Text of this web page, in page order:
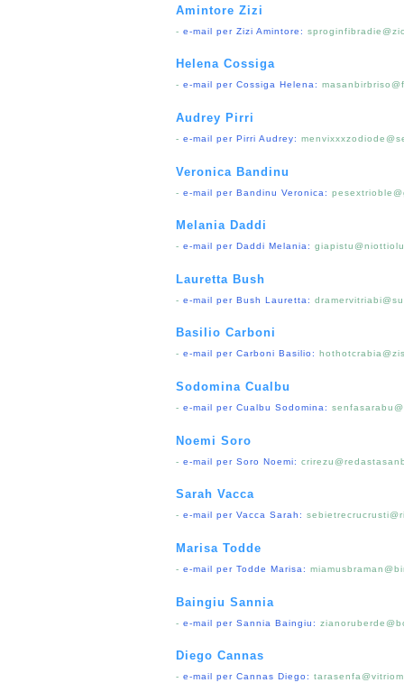
Amintore Zizi
- e-mail per Zizi Amintore:
Helena Cossiga
- e-mail per Cossiga Helena:
Audrey Pirri
- e-mail per Pirri Audrey:
Veronica Bandinu
- e-mail per Bandinu Veronica:
Melania Daddi
- e-mail per Daddi Melania:
Lauretta Bush
- e-mail per Bush Lauretta:
Basilio Carboni
- e-mail per Carboni Basilio:
Sodomina Cualbu
- e-mail per Cualbu Sodomina:
Noemi Soro
- e-mail per Soro Noemi:
Sarah Vacca
- e-mail per Vacca Sarah:
Marisa Todde
- e-mail per Todde Marisa:
Baingiu Sannia
- e-mail per Sannia Baingiu:
Diego Cannas
- e-mail per Cannas Diego: